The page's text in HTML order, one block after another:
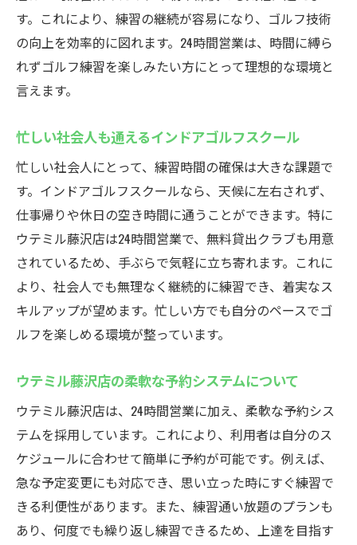
す。これにより、練習の継続が容易になり、ゴルフ技術
の向上を効率的に図れます。24時間営業は、時間に縛ら
れずゴルフ練習を楽しみたい方にとって理想的な環境と
言えます。
忙しい社会人も通えるインドアゴルフスクール
忙しい社会人にとって、練習時間の確保は大きな課題で
す。インドアゴルフスクールなら、天候に左右されず、
仕事帰りや休日の空き時間に通うことができます。特に
ウテミル藤沢店は24時間営業で、無料貸出クラブも用意
されているため、手ぶらで気軽に立ち寄れます。これに
より、社会人でも無理なく継続的に練習でき、着実なス
キルアップが望めます。忙しい方でも自分のペースでゴ
ルフを楽しめる環境が整っています。
ウテミル藤沢店の柔軟な予約システムについて
ウテミル藤沢店は、24時間営業に加え、柔軟な予約シス
テムを採用しています。これにより、利用者は自分のス
ケジュールに合わせて簡単に予約が可能です。例えば、
急な予定変更にも対応でき、思い立った時にすぐ練習で
きる利便性があります。また、練習通い放題のプランも
あり、何度でも繰り返し練習できるため、上達を目指す